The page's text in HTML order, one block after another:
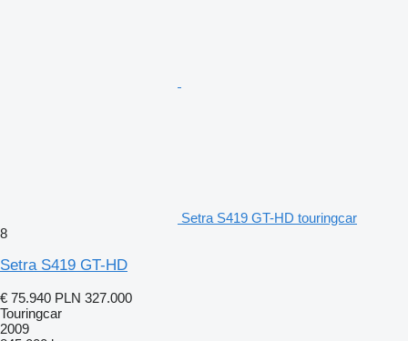
Setra S419 GT-HD touringcar
8
Setra S419 GT-HD
€ 75.940 PLN 327.000
Touringcar
2009